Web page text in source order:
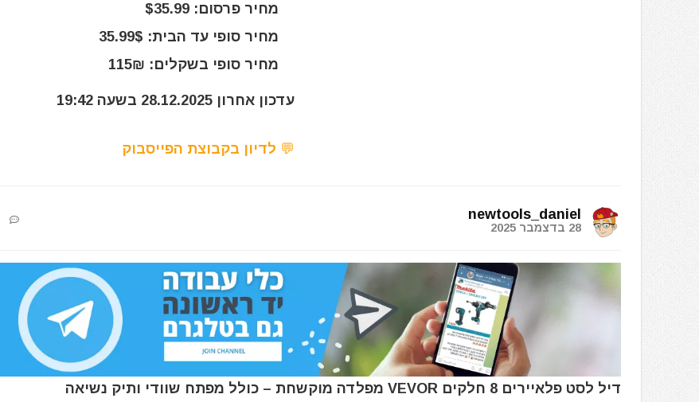
מחיר פרסום: $35.99
מחיר סופי עד הבית: 35.99$
מחיר סופי בשקלים: 115₪
עדכון אחרון 28.12.2025 בשעה 19:42
💬 לדיון בקבוצת הפייסבוק
newtools_daniel
28 בדצמבר 2025
דיל לסט פלאיירים 8 חלקים VEVOR מפלדה מוקשחת – כולל מפתח שוודי ותיק נשיאה